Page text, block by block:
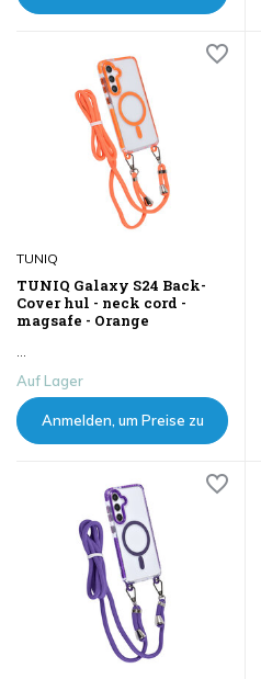
TUNIQ
TUNIQ Galaxy S24 Back-
Cover hul - neck cord -
magsafe - Orange
...
Auf Lager
Anmelden, um Preise zu